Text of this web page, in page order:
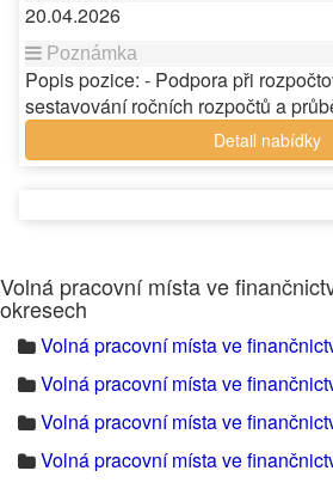
20.04.2026
Popis pozice: - Podpora při
sestavování ročních rozpočtů a
Detail nabídky
Volná pracovní místa ve
okresech
Volná pracovní místa ve
Volná pracovní místa ve
Volná pracovní místa ve
Volná pracovní místa ve